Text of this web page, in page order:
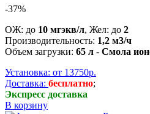
-37%
ОЖ: до 10 мгэкв/л, Жел: до 2
Производительность: 1,2 м3/ч
Объем загрузки: 65 л - Смола
Установка: от 13750р.
Доставка: бесплатно;
Экспресс доставка
В корзину